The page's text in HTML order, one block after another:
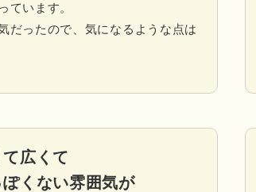
ています。
だったので、気になるような点は
広くて
くない雰囲気が